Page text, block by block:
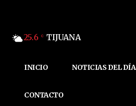
25.6 C TIJUANA
INICIO NOTICIAS DEL DÍA
CONTACTO